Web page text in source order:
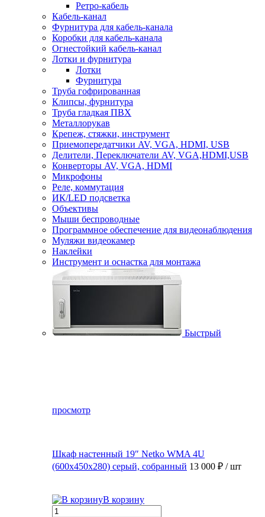
Ретро-кабель
Кабель-канал
Фурнитура для кабель-канала
Коробки для кабель-канала
Огнестойкий кабель-канал
Лотки и фурнитура
Лотки
Фурнитура
Труба гофрированная
Клипсы, фурнитура
Труба гладкая ПВХ
Металлорукав
Крепеж, стяжки, инструмент
Приемопередатчики AV, VGA, HDMI, USB
Делители, Переключатели AV, VGA,HDMI,USB
Конверторы AV, VGA, HDMI
Микрофоны
Реле, коммутация
ИК/LED подсветка
Объективы
Мыши беспроводные
Программное обеспечение для видеонаблюдения
Муляжи видеокамер
Наклейки
Инструмент и оснастка для монтажа
Быстрый
просмотр
Шкаф настенный 19″ Netko WMA 4U
(600x450x280) серый, собранный 13 000 ₽ / шт
В корзину